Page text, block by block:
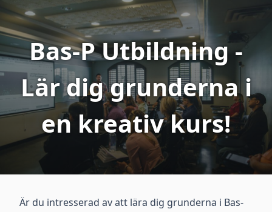
Bas-P Utbildning -
Lär dig grunderna i
en kreativ kurs!
Är du intresserad av att lära dig grunderna i Bas-